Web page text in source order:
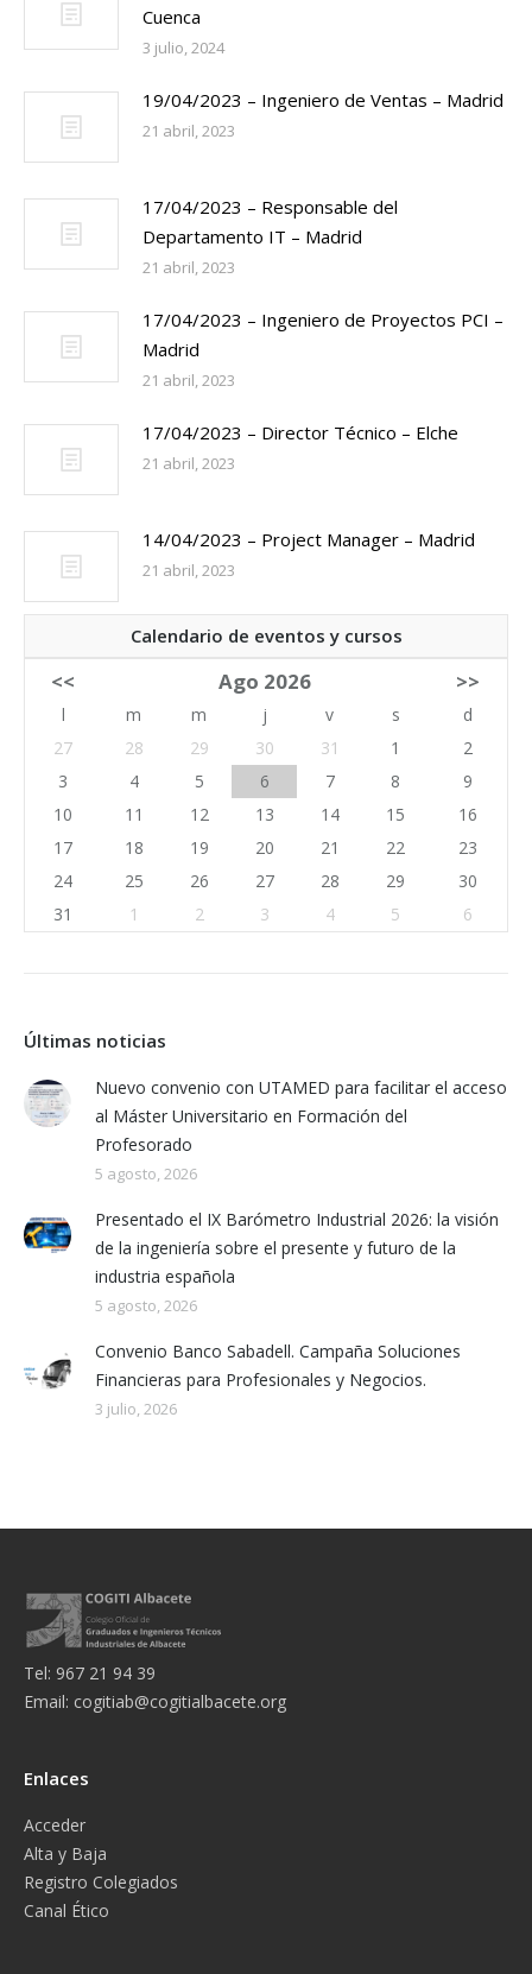
Cuenca
3 julio, 2024
19/04/2023 – Ingeniero de Ventas – Madrid
21 abril, 2023
17/04/2023 – Responsable del
Departamento IT – Madrid
21 abril, 2023
17/04/2023 – Ingeniero de Proyectos PCI –
Madrid
21 abril, 2023
17/04/2023 – Director Técnico – Elche
21 abril, 2023
14/04/2023 – Project Manager – Madrid
21 abril, 2023
Calendario de eventos y cursos
<< Ago 2026 >>
l m m j v s
d
27
28 29 30 31 1
2
3
4 5 6 7 8
9
10
11 12 13 14 15
16
17
18 19 20 21 22
23
24
25 26 27 28 29
30
31
1 2 3 4 5 6
Últimas noticias
Nuevo convenio con UTAMED para facilitar el acceso
al Máster Universitario en Formación del
Profesorado
5 agosto, 2026
Presentado el IX Barómetro Industrial 2026: la visión
de la ingeniería sobre el presente y futuro de la
industria española
5 agosto, 2026
Convenio Banco Sabadell. Campaña Soluciones
Financieras para Profesionales y Negocios.
3 julio, 2026
Tel: 967 21 94 39
Email: cogitiab@cogitialbacete.org
Enlaces
Acceder
Alta y Baja
Registro Colegiados
Canal Ético